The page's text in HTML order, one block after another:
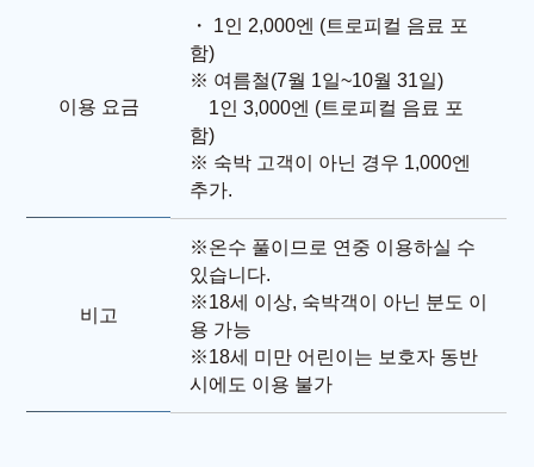
이용 요금
・ 1인 2,000엔 (트로피컬 음료 포
함)
※ 여름철(7월 1일~10월 31일)
1인 3,000엔 (트로피컬 음료 포
함)
※ 숙박 고객이 아닌 경우 1,000엔
추가.
비고
※온수 풀이므로 연중 이용하실 수
있습니다.
※18세 이상, 숙박객이 아닌 분도 이
용 가능
※18세 미만 어린이는 보호자 동반
시에도 이용 불가